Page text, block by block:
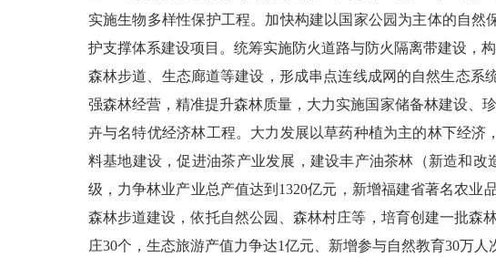
实施生物多样性保护工程。加快构建以国家公园为主体的自
护支撑体系建设项目。统筹实施防火道路与防火隔离带建设，
森林步道、生态廊道等建设，形成串点连线成网的自然生态系
强森林经营，精准提升森林质量，大力实施国家储备林建设、
卉与名特优经济林工程。大力发展以草药种植为主的林下经
料基地建设，促进油茶产业发展，建设丰产油茶林（新造和改
级，力争林业产业总产值达到 1320亿元，新增福建省著名农业
森林步道建设，依托自然公园、森林村庄等，培育创建一批森
庄30个，生态旅游产值力争达1亿元、新增参与自然教育30万人